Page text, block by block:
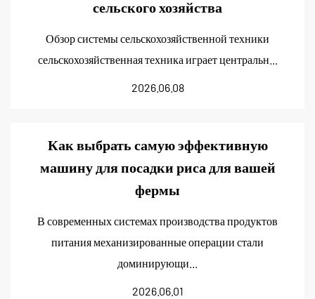
сельского хозяйства
Обзор системы сельскохозяйственной техники
сельскохозяйственная техника играет центральн...
2026.06.08
Как выбрать самую эффективную
машину для посадки риса для вашей
фермы
В современных системах производства продуктов
питания механизированные операции стали
доминирующи...
2026.06.01